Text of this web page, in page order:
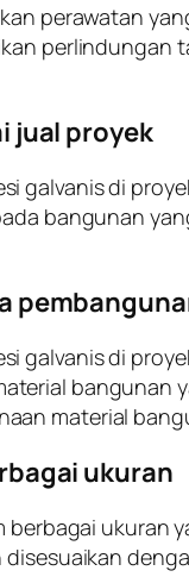
perawatan
jual proyek
galvanis di
bangunan
galvanis di
bangunan
material
ukuran
berbagai